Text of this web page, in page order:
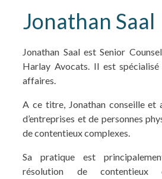
Jonathan Saal
Jonathan Saal est Senior
Harlay Avocats. Il est
affaires.
A ce titre, Jonathan conseille et
d’entreprises et de personnes
de contentieux complexes.
Sa pratique est
résolution de contentieux